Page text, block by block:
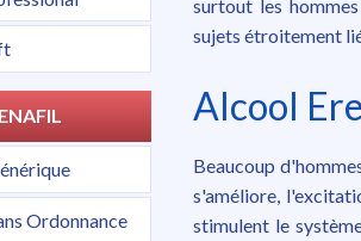
Ordonnance
surtout les
sujets étroitement
Alcool
Beaucoup
s'améliore,
stimulent le